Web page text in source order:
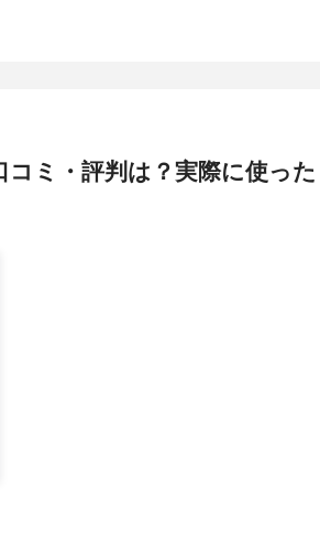
ミ・評判は？実際に使った